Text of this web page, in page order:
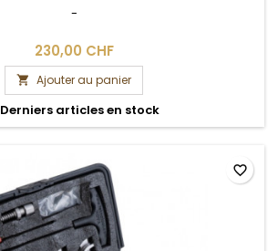
-
230,00 CHF
 Ajouter au panier
Derniers articles en stock
favorite_border